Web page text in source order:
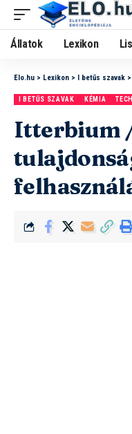
Állatok Lexikon
Elo.hu > Lexikon > I betűs szavak >
I BETŰS SZAVAK KÉMIA
Itterbium